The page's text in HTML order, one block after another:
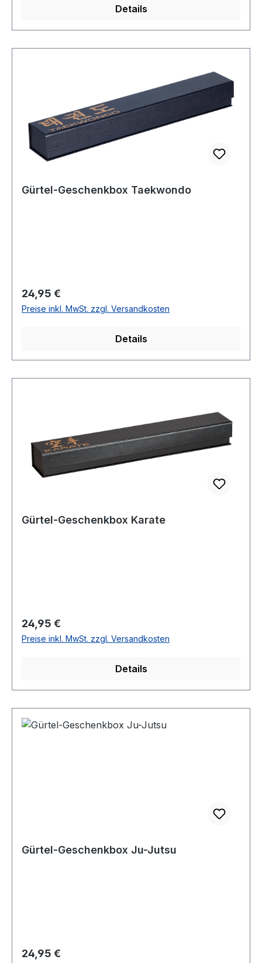
Details
Gürtel-Geschenkbox Taekwondo
Regulärer Preis:
24,95 €
Preise inkl. MwSt. zzgl. Versandkosten
Details
Gürtel-Geschenkbox Karate
Regulärer Preis:
24,95 €
Preise inkl. MwSt. zzgl. Versandkosten
Details
Gürtel-Geschenkbox Ju-Jutsu
Regulärer Preis:
24,95 €